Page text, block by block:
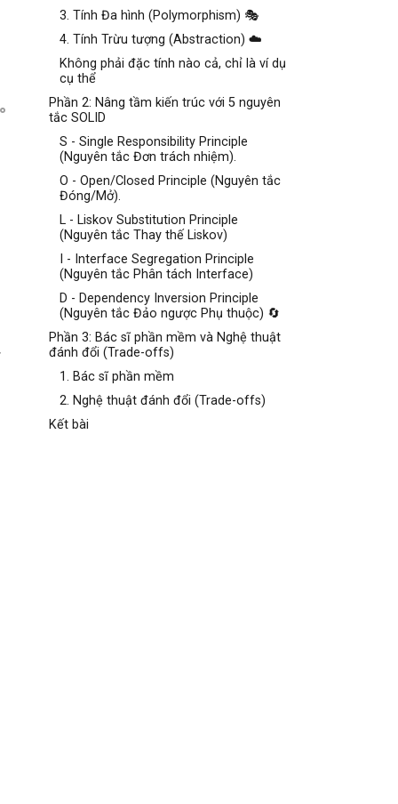
3. Tính Đa hình (Polymorphism) 🎭
4. Tính Trừu tượng (Abstraction) ☁️
Không phải đặc tính nào cả, chỉ là ví dụ
cụ thể
Phần 2: Nâng tầm kiến trúc với 5 nguyên
tắc SOLID
S - Single Responsibility Principle
(Nguyên tắc Đơn trách nhiệm).
O - Open/Closed Principle (Nguyên tắc
Đóng/Mở).
L - Liskov Substitution Principle
(Nguyên tắc Thay thế Liskov)
I - Interface Segregation Principle
(Nguyên tắc Phân tách Interface)
D - Dependency Inversion Principle
(Nguyên tắc Đảo ngược Phụ thuộc) 🔄
Phần 3: Bác sĩ phần mềm và Nghệ thuật
đánh đổi (Trade-offs)
1. Bác sĩ phần mềm
2. Nghệ thuật đánh đổi (Trade-offs)
Kết bài